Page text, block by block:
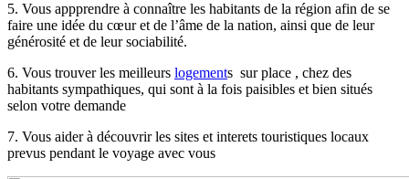
5. Vous appprendre à connaître les habitants de la région afin de se
faire une idée du cœur et de l’âme de la nation, ainsi que de leur
générosité et de leur sociabilité.
6. Vous trouver les meilleurs logements sur place , chez des
habitants sympathiques, qui sont à la fois paisibles et bien situés
selon votre demande
7. Vous aider à découvrir les sites et interets touristiques locaux
prevus pendant le voyage avec vous